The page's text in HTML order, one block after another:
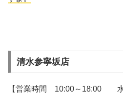
清水参寧坂店
【営業時間 10:00～18:00 水